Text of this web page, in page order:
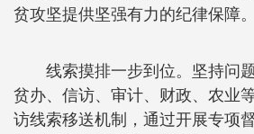
贫攻坚提供坚强有力的纪律保障。
线索摸排一步到位。坚持问
贫办、信访、审计、财政、农业
访线索移送机制，通过开展专项